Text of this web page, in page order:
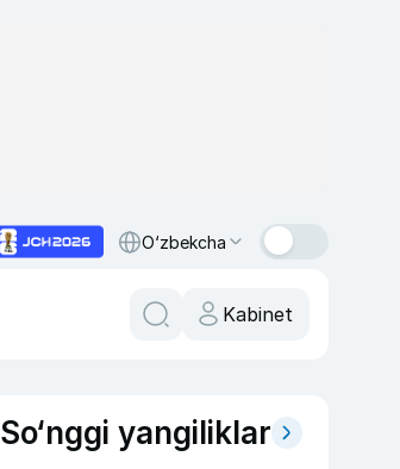
O‘zbekcha
Kabinet
So‘nggi yangiliklar